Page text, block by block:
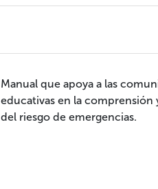
Manual que apoya a las
educativas en la comprensión
del riesgo de emergencias.